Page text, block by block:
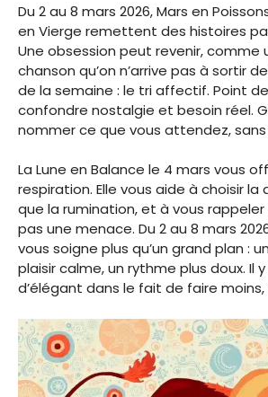
Du 2 au 8 mars 2026, Mars en
en Vierge remettent des histoires
Une obsession peut revenir, comme
chanson qu’on n’arrive pas à sortir
de la semaine : le tri affectif. Point
confondre nostalgie et besoin réel.
nommer ce que vous attendez,
La Lune en Balance le 4 mars vous
respiration. Elle vous aide à choisir
que la rumination, et à vous rappeler
pas une menace. Du 2 au 8 mars
vous soigne plus qu’un grand plan :
plaisir calme, un rythme plus doux. Il
d’élégant dans le fait de faire moins,